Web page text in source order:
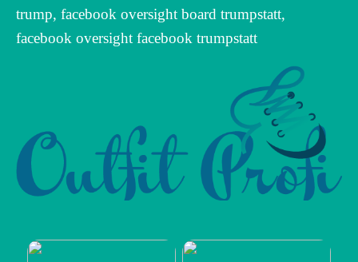
trump, facebook oversight board trumpstatt,
facebook oversight facebook trumpstatt